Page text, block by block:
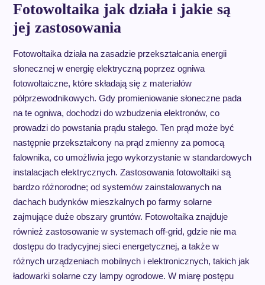
Fotowoltaika jak działa i jakie są
jej zastosowania
Fotowoltaika działa na zasadzie przekształcania energii
słonecznej w energię elektryczną poprzez ogniwa
fotowoltaiczne, które składają się z materiałów
półprzewodnikowych. Gdy promieniowanie słoneczne pada
na te ogniwa, dochodzi do wzbudzenia elektronów, co
prowadzi do powstania prądu stałego. Ten prąd może być
następnie przekształcony na prąd zmienny za pomocą
falownika, co umożliwia jego wykorzystanie w standardowych
instalacjach elektrycznych. Zastosowania fotowoltaiki są
bardzo różnorodne; od systemów zainstalowanych na
dachach budynków mieszkalnych po farmy solarne
zajmujące duże obszary gruntów. Fotowoltaika znajduje
również zastosowanie w systemach off-grid, gdzie nie ma
dostępu do tradycyjnej sieci energetycznej, a także w
różnych urządzeniach mobilnych i elektronicznych, takich jak
ładowarki solarne czy lampy ogrodowe. W miarę postępu